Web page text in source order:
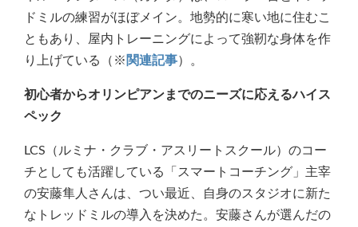
ドミルの練習がほぼメイン。地勢的に寒い地に住むこ
ともあり、屋内トレーニングによって強靭な身体を作
り上げている（※ 関連記事）。
初心者からオリンピアンまでのニーズに応えるハイス
ペック
LCS（ルミナ・クラブ・アスリートスクール）のコー
チとしても活躍している「スマートコーチング」主宰
の安藤隼人さんは、つい最近、自身のスタジオに新た
なトレッドミルの導入を決めた。安藤さんが選んだの